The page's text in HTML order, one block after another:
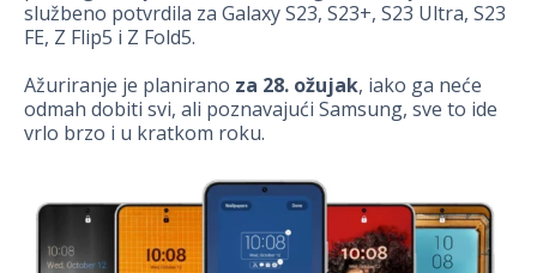
službeno potvrdila za Galaxy S23, S23+, S23 Ultra, S23
FE, Z Flip5 i Z Fold5.
Ažuriranje je planirano za 28. ožujak, iako ga neće
odmah dobiti svi, ali poznavajući Samsung, sve to ide
vrlo brzo i u kratkom roku.